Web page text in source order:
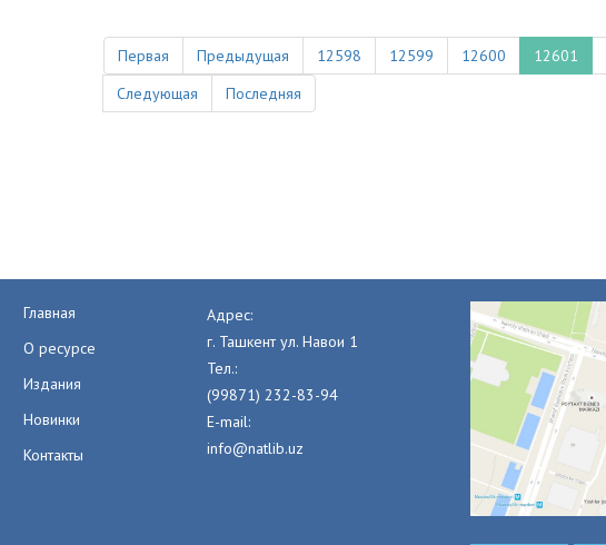
Первая Предыдущая 12598 12599 12600 12601
Следующая
Последняя
Главная
О ресурсе
Издания
Новинки
Контакты
Адрес:
г. Ташкент ул. Навои 1
Тел.:
(99871) 232-83-94
E-mail:
info@natlib.uz